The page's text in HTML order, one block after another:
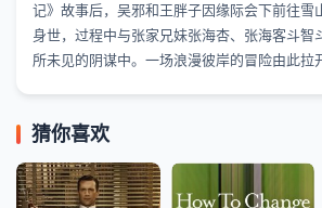
记》故事后，吴邪和王胖子因缘际会下前往雪
身世，过程中与张家兄妹张海杏、张海客斗智
所未见的阴谋中。一场浪漫彼岸的冒险由此
猜你喜欢